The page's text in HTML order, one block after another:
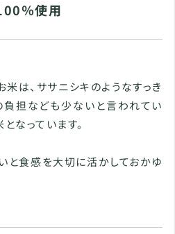
％使用
は、ササニシキのようなすっき
負担なども少ないと言われてい
なっています。
と食感を大切に活かしておかゆ